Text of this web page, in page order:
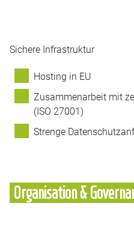
Sichere Infrastruktur
Hosting in EU
Zusammenarbeit mit
(ISO 27001)
Strenge
Organisation &